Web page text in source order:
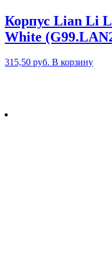
Корпус Lian Li
White
315,50 руб. В корзину